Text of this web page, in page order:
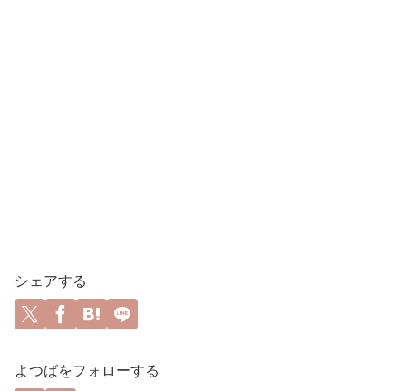
シェアする
よつばをフォローする